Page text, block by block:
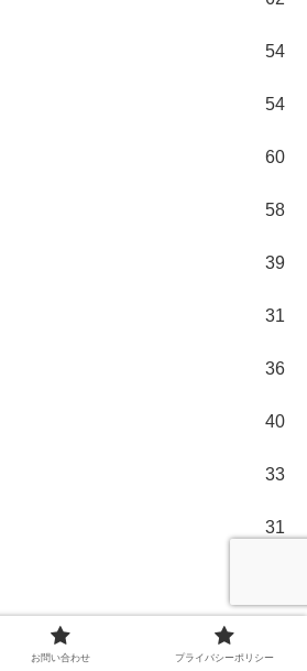
54
54
60
58
39
31
36
40
33
31
お問い合わせ プライバシーポリシー